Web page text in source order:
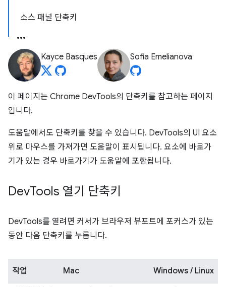
소스 패널 단축키
Kayce Basques Sofia Emelianova
이 페이지는 Chrome DevTools의 단축키를 참고하는 페이지
입니다.
도움말에서도 단축키를 찾을 수 있습니다. DevTools의 UI 요소
위로 마우스를 가져가면 도움말이 표시됩니다. 요소에 바로가
기가 있는 경우 바로가기가 도움말에 포함됩니다.
DevTools 열기 단축키
DevTools를 열려면 커서가 브라우저 뷰포트에 포커스가 있는
동안 다음 단축키를 누릅니다.
작업 Mac Windows / Linux